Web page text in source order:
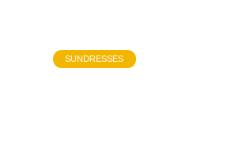
SUNDRESSES